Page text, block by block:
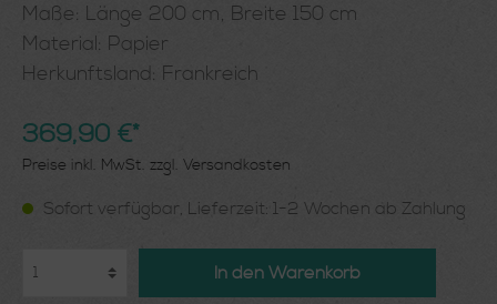
Maße: Länge 200 cm, Breite 150 cm
Material: Papier
Herkunftsland: Frankreich
369,90 €*
Preise inkl. MwSt. zzgl. Versandkosten
Sofort verfügbar, Lieferzeit: 1-2 Wochen ab Zahlung
In den Warenkorb